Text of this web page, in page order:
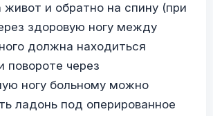
живот и обратно на спину (при
здоровую ногу между
должна находиться
повороте через
ногу больному можно
ладонь под оперированное